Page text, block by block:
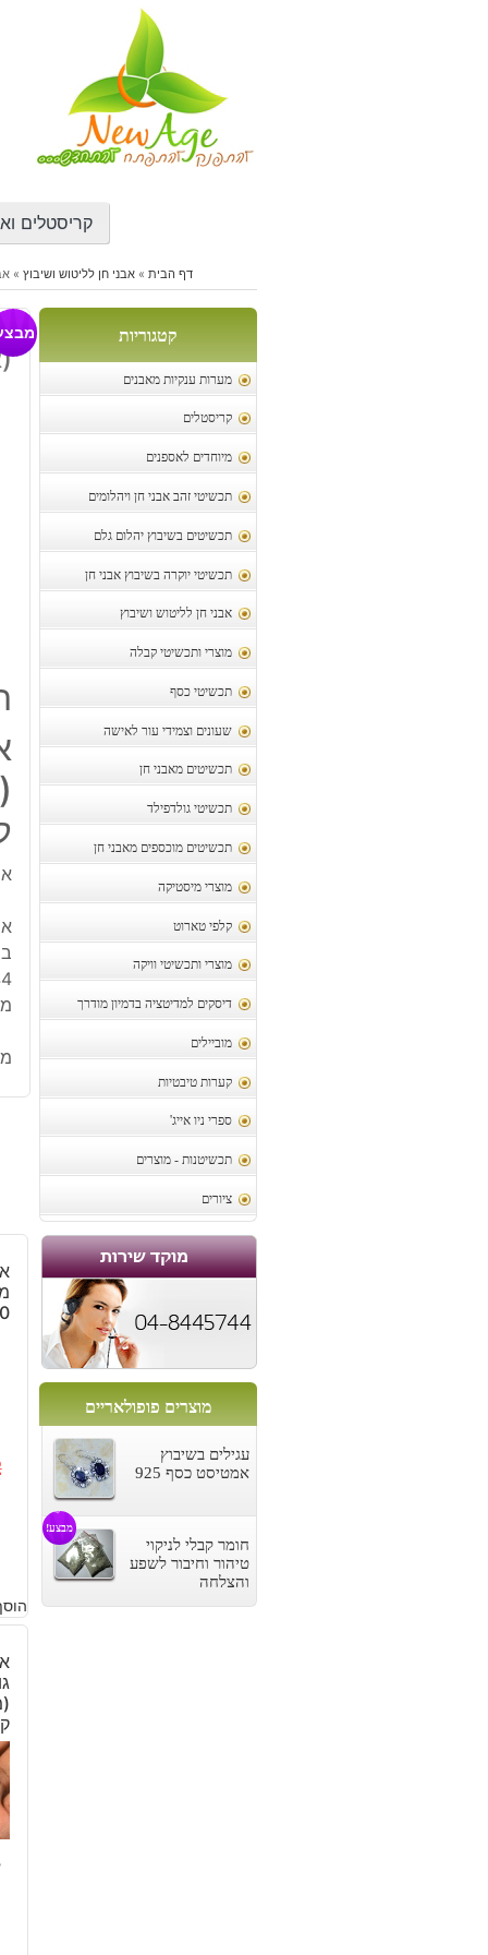
קריסטלים
דף הבית »אבני חן לליטוש ושיבוץ »
קטגוריות
מערות ענקיות מאבנים
קריסטלים
מיוחדים לאספנים
תכשיטי זהב אבני חן ויהלומים
תכשיטים בשיבוץ יהלום גלם
תכשיטי יוקרה בשיבוץ אבני חן
אבני חן לליטוש ושיבוץ
מוצרי ותכשיטי קבלה
תכשיטי כסף
שעונים וצמידי עור לאישה
תכשיטים מאבני חן
תכשיטי גולדפילד
תכשיטים מוכספים מאבני חן
מוצרי מיסטיקה
קלפי טארוט
מוצרי ותכשיטי וויקה
דיסקים למדיטציה בדמיון מודרך
מוביילים
קערות טיבטיות
ספרי ניו אייג'
תכשיטנות - מוצרים
ציורים
מוצרים פופולאריים
עגילים בשיבוץ
אמטיסט כסף 925
חומר קבלי לניקוי
טיהור וחיבור לשפע
והצלחה
מבצע!